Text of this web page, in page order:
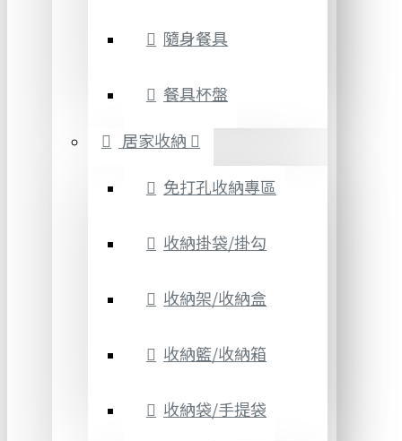
隨身餐具
餐具杯盤
居家收納
免打孔收納專區
收納掛袋/掛勾
收納架/收納盒
收納籃/收納箱
收納袋/手提袋